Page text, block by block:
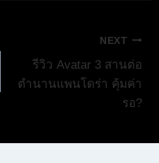
NEXT
รีวิว Avatar 3 สานต่อ
ตำนานแพนโดร่า คุ้มค่า
รอ?